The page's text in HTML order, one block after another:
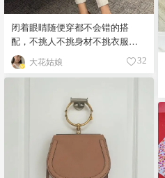
闭着眼睛随便穿都不会错的搭
配，不挑人不挑身材不挑衣服的
穿搭 大花姑娘 32